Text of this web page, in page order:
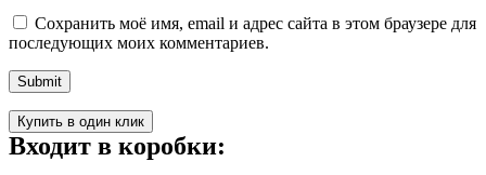
Сохранить моё имя, email и адрес сайта в этом браузере для
последующих моих комментариев.
Купить в один клик
Входит в коробки: